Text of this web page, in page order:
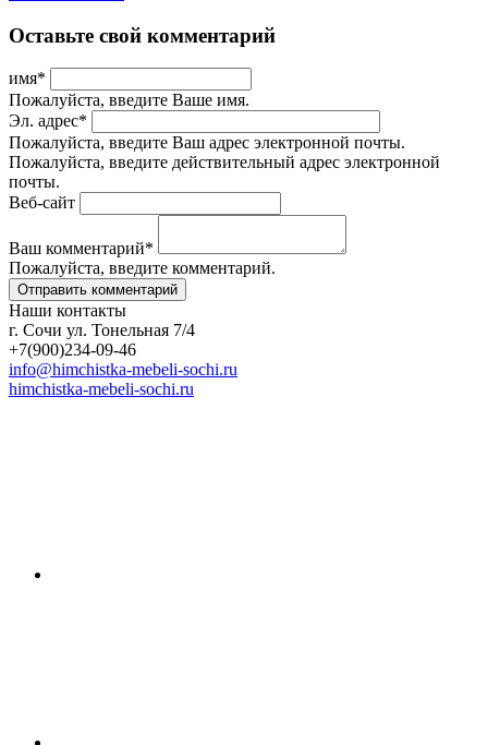
Оставьте свой комментарий
имя*
Пожалуйста, введите Ваше имя.
Эл. адрес*
Пожалуйста, введите Ваш адрес электронной почты.
Пожалуйста, введите действительный адрес электронной
почты.
Веб-сайт
Ваш комментарий*
Пожалуйста, введите комментарий.
Наши контакты
г. Сочи ул. Тонельная 7/4
+7(900)234-09-46
info@himchistka-mebeli-sochi.ru
himchistka-mebeli-sochi.ru